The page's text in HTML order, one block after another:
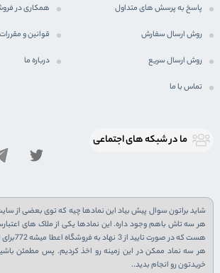
پاسخ به پرسش های متداول همکاری در
روش ارسال سفارش قوانین و مقررات
روش ارسال سریع درباره ما
تماس با ما
ما در شبكه های اجتماعی
شاید براتون سوال پیش بیاد این نمادها چیه که توی بعضی از سایت
هر سه تاش باهم وجود داره. این نمادها یکی از ملاک های
هست که در
هر سه نماد ممکن در این زمینه رو اخذ کردیم. پس مطمئن
خریدتون رو انجام بدید..